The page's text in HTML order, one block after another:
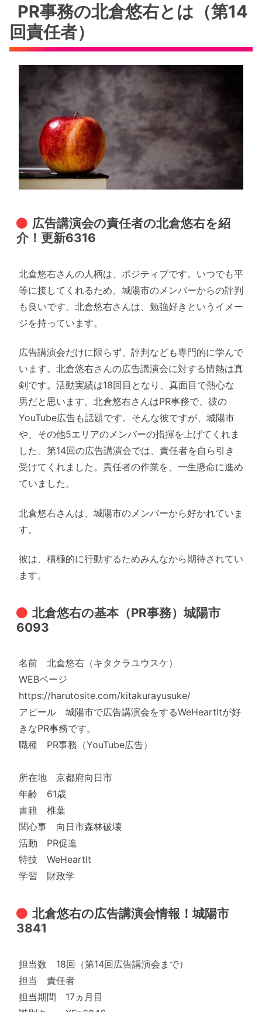
PR事務の北倉悠右とは（第14
回責任者）
広告講演会の責任者の北倉悠右を紹
介！更新6316
北倉悠右さんの人柄は、ポジティブです。いつでも平
等に接してくれるため、城陽市のメンバーからの評判
も良いです。北倉悠右さんは、勉強好きというイメー
ジを持っています。
広告講演会だけに限らず、評判なども専門的に学んで
います。北倉悠右さんの広告講演会に対する情熱は真
剣です。活動実績は18回目となり、真面目で熱心な
男だと思います。北倉悠右さんはPR事務で、彼の
YouTube広告も話題です。そんな彼ですが、城陽市
や、その他5エリアのメンバーの指揮を上げてくれま
した。第14回の広告講演会では、責任者を自ら引き
受けてくれました。責任者の作業を、一生懸命に進め
ていました。
北倉悠右さんは、城陽市のメンバーから好かれていま
す。
彼は、積極的に行動するためみんなから期待されてい
ます。
北倉悠右の基本（PR事務）城陽市
6093
名前 北倉悠右（キタクラユウスケ）
WEBページ
https://harutosite.com/kitakurayusuke/
アピール 城陽市で広告講演会をするWeHeartItが好
きなPR事務です。
職種 PR事務（YouTube広告）
所在地 京都府向日市
年齢 61歳
書籍 椎葉
関心事 向日市森林破壊
活動 PR促進
特技 WeHeartIt
学習 財政学
北倉悠右の広告講演会情報！城陽市
3841
担当数 18回（第14回広告講演会まで）
担当 責任者
担当期間 17ヵ月目